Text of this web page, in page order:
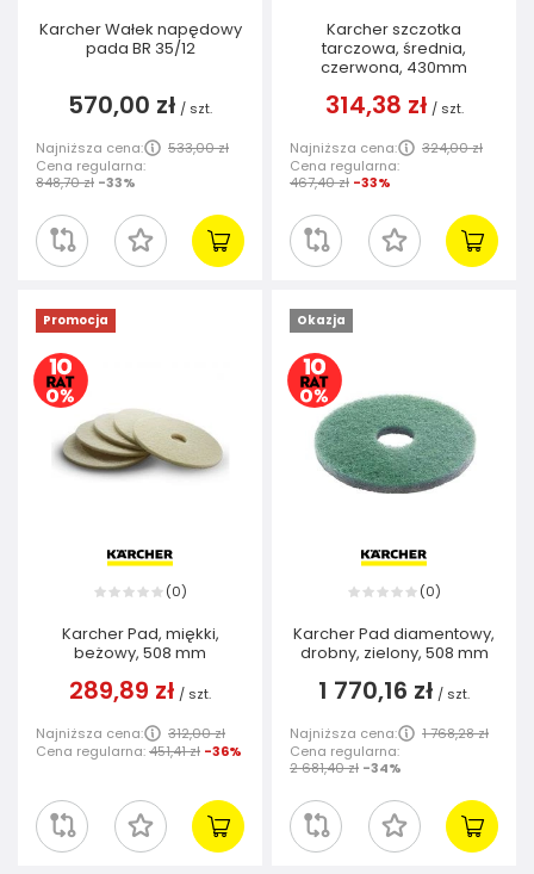
Karcher Wałek napędowy
pada BR 35/12
570,00 zł / szt.
Najniższa cena:
533,00 zł
Cena regularna:
848,70 zł -33%
Karcher szczotka
tarczowa, średnia,
czerwona, 430mm
314,38 zł / szt.
Najniższa cena:
324,00 zł
Cena regularna:
467,40 zł -33%
Promocja
(0)
Karcher Pad, miękki,
beżowy, 508 mm
289,89 zł / szt.
Najniższa cena:
312,00 zł
Cena regularna:451,41 zł -36%
Okazja
(0)
Karcher Pad diamentowy,
drobny, zielony, 508 mm
1 770,16 zł / szt.
Najniższa cena:
1 768,28 zł
Cena regularna:
2 681,40 zł -34%